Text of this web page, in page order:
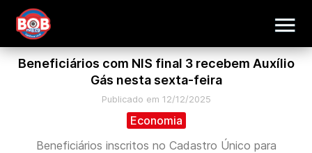
Beneficiários com NIS final 3 recebem Auxílio
Gás nesta sexta-feira
Publicado em 12/12/2025
Economia
Beneficiários inscritos no Cadastro Único para